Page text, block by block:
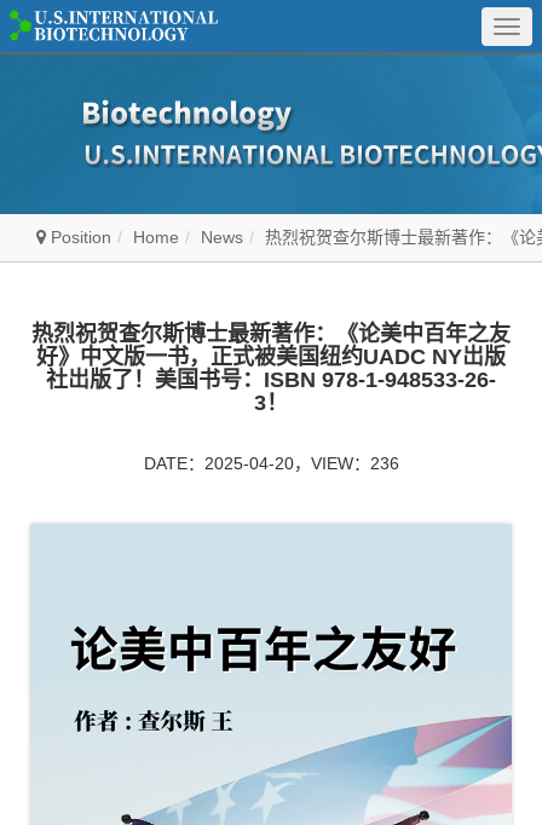
Position Home News 热烈祝贺查尔斯博士最新著作：《
热烈祝贺查尔斯博士最新著作：《论美中百年之友
好》中文版一书，正式被美国纽约UADC NY岀版
社岀版了！美国书号：ISBN 978-1-948533-26-
3！
DATE：2025-04-20，VIEW：236